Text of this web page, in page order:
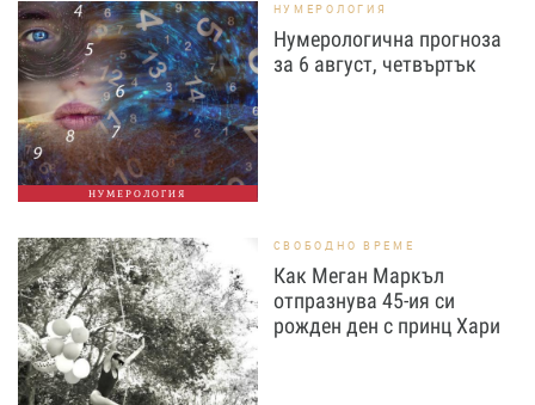
НУМЕРОЛОГИЯ
НУМЕРОЛОГИЯ
Нумерологична прогноза
за 6 август, четвъртък
СВОБОДНО ВРЕМЕ
Как Меган Маркъл
отпразнува 45-ия си
рожден ден с принц Хари